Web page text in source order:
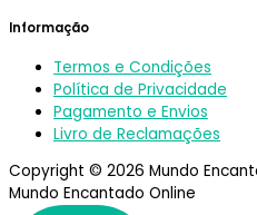
Informação
Termos e Condições
Política de Privacidade
Pagamento e Envios
Livro de Reclamações
Copyright © 2026 Mundo
Mundo Encantado Online